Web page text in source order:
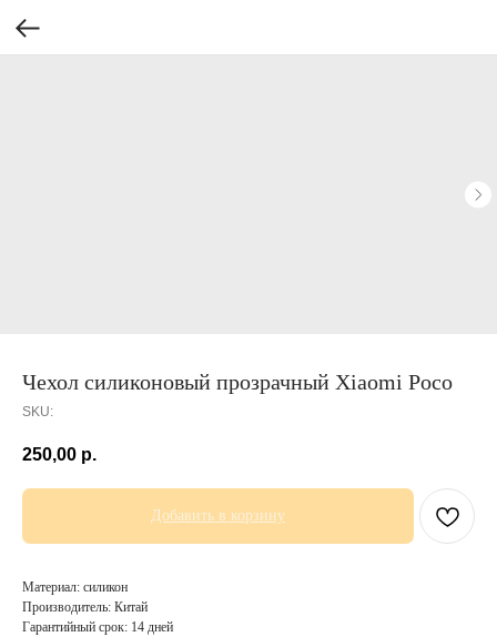
Чехол силиконовый прозрачный Xiaomi Poco
SKU:
250,00 р.
Добавить в корзину
Материал: силикон
Производитель: Китай
Гарантийный срок: 14 дней